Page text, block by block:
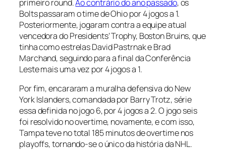
primeiro round.Ao contrário do ano passado, os
Bolts passaram o time de Ohio por 4 jogos a 1.
Posteriormente, jogaram contra a equipe atual
vencedora do Presidents’ Trophy, Boston Bruins, que
tinha como estrelas David Pastrnak e Brad
Marchand, seguindo para a final da Conferência
Leste mais uma vez por 4 jogos a 1.
Por fim, encararam a muralha defensiva do New
York Islanders, comandada por Barry Trotz, série
essa definida no jogo 6, por 4 jogos a 2. O jogo seis
foi resolvido no overtime, novamente, e com isso,
Tampa teve no total 185 minutos de overtime nos
playoffs, tornando-se o único da história da NHL.